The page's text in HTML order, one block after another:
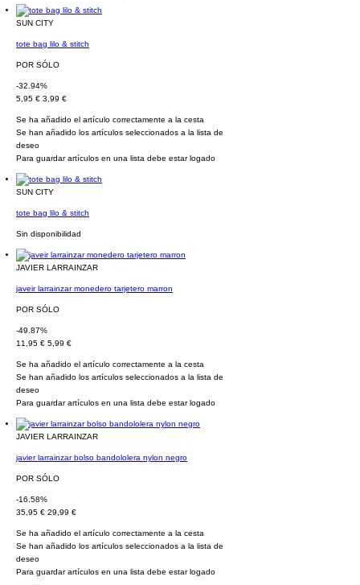
SUN CITY
tote bag lilo & stitch
POR SÓLO
-32.94%
5,95 € 3,99 €
Se ha añadido el artículo correctamente a la cesta
Se han añadido los artículos seleccionados a la lista de
deseo
Para guardar artículos en una lista debe estar logado
SUN CITY
tote bag lilo & stitch
Sin disponibilidad
JAVIER LARRAINZAR
javeir larrainzar monedero tarjetero marron
POR SÓLO
-49.87%
11,95 € 5,99 €
Se ha añadido el artículo correctamente a la cesta
Se han añadido los artículos seleccionados a la lista de
deseo
Para guardar artículos en una lista debe estar logado
JAVIER LARRAINZAR
javier larrainzar bolso bandololera nylon negro
POR SÓLO
-16.58%
35,95 € 29,99 €
Se ha añadido el artículo correctamente a la cesta
Se han añadido los artículos seleccionados a la lista de
deseo
Para guardar artículos en una lista debe estar logado